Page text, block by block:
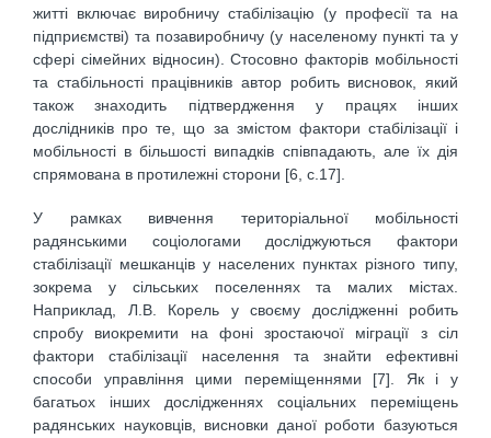
житті включає виробничу стабілізацію (у професії та на
підприємстві) та позавиробничу (у населеному пункті та у
сфері сімейних відносин). Стосовно факторів мобільності
та стабільності працівників автор робить висновок, який
також знаходить підтвер­дження у працях інших
дослідників про те, що за змістом фактори стабілізації і
мобіль­ності в більшості випадків співпадають, але їх дія
спрямована в протилежні сторони [6, с.17].
У рамках вивчення територіальної мобільності
радянськими соціологами досліджуються фактори
стабілізації мешка­нців у населених пунктах різного типу,
зокрема у сільських поселеннях та малих містах.
Наприклад, Л.В. Корель у своєму дослідженні робить
спробу виокремити на фоні зростаючої міграції з сіл
фактори стабілізації населення та знайти ефективні
способи управління цими переміщеннями [7]. Як і у
багатьох інших дослідженнях соціальних переміщень
радянських науковців, висновки даної роботи базу­ються